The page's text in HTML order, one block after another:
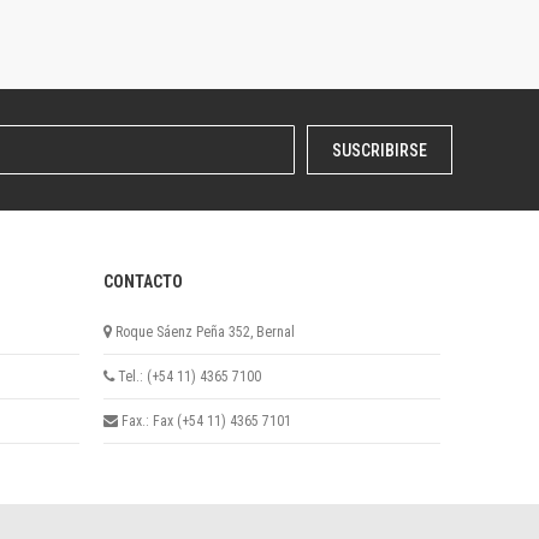
SUSCRIBIRSE
CONTACTO
Roque Sáenz Peña 352, Bernal
Tel.: (+54 11) 4365 7100
Fax.: Fax (+54 11) 4365 7101